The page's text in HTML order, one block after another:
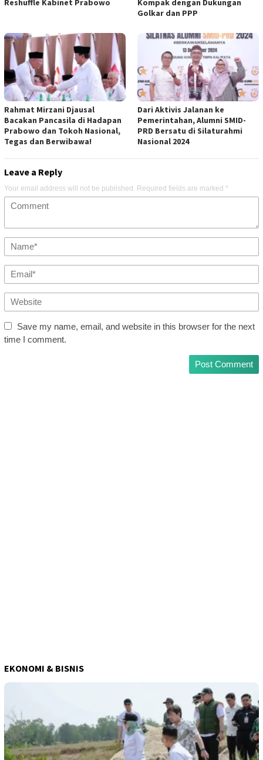
Reshuffle Kabinet Prabowo
Kompak dengan Dukungan
Golkar dan PPP
Rahmat Mirzani Djausal
Bacakan Pancasila di Hadapan
Prabowo dan Tokoh Nasional,
Tegas dan Berwibawa!
Dari Aktivis Jalanan ke
Pemerintahan, Alumni SMID-
PRD Bersatu di Silaturahmi
Nasional 2024
Leave a Reply
Your email address will not be published. Required fields are marked *
Save my name, email, and website in this browser for the next
time I comment.
EKONOMI & BISNIS